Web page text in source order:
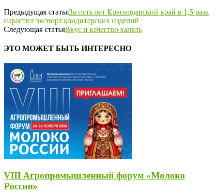
Предыдущая статьяЗа пять лет Краснодарский край в 1,5 раза
нарастил экспорт кондитерских изделий
Следующая статьяВкус и качество халяль
ЭТО МОЖЕТ БЫТЬ ИНТЕРЕСНО
VIII Агропромышленный форум «Молоко
России»